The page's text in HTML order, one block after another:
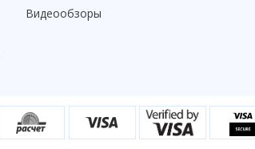
Видеообзоры